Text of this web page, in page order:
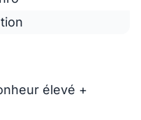
élevé +